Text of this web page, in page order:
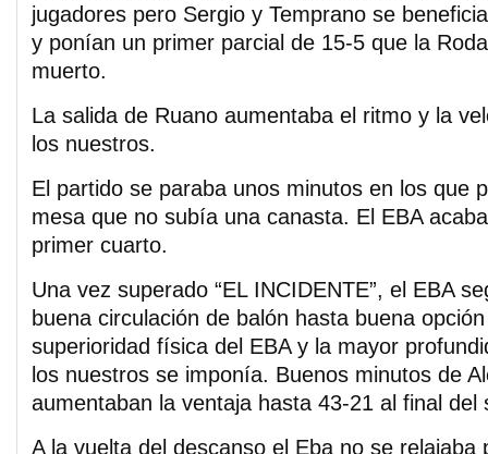
jugadores pero Sergio y Temprano se
y ponían un primer parcial de 15-5 que la
muerto.
La salida de Ruano aumentaba el ritmo y la
los nuestros.
El partido se paraba unos minutos en los que
mesa que no subía una canasta. El EBA
primer cuarto.
Una vez superado “EL INCIDENTE”, el EBA
buena circulación de balón hasta buena
superioridad física del EBA y la mayor
los nuestros se imponía. Buenos minutos de
aumentaban la ventaja hasta 43-21 al final del
A la vuelta del descanso el Eba no se relajaba